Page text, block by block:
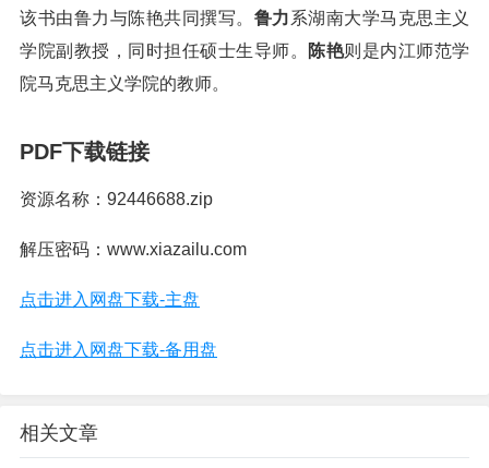
该书由鲁力与陈艳共同撰写。 鲁力系湖南大学马克思主义
学院副教授，同时担任硕士生导师。
陈艳则是内江师范学
院马克思主义学院的教师。
PDF下载链接
资源名称：92446688.zip
解压密码：www.xiazailu.com
点击进入网盘下载-主盘
点击进入网盘下载-备用盘
相关文章